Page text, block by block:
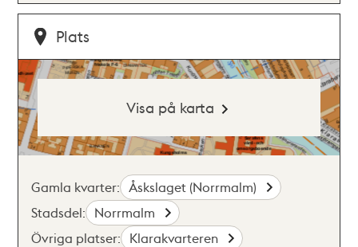
Plats
Visa på karta
Gamla kvarter: Åskslaget (Norrmalm)
Stadsdel: Norrmalm
Övriga platser: Klarakvarteren